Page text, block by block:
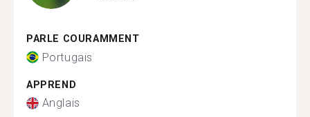
PARLE COURAMMENT
Portugais
APPREND
Anglais